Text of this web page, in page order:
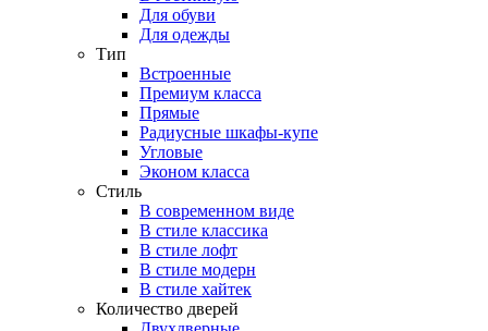
Для обуви
Для одежды
Тип
Встроенные
Премиум класса
Прямые
Радиусные шкафы-купе
Угловые
Эконом класса
Стиль
В современном виде
В стиле классика
В стиле лофт
В стиле модерн
В стиле хайтек
Количество дверей